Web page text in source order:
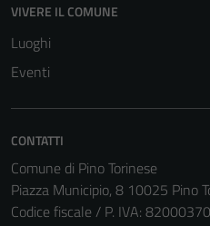
VIVERE IL COMUNE
Luoghi
Eventi
CONTATTI
Comune di Pino Torinese
Piazza Municipio, 8 10025 Pino
Codice fiscale / P. IVA: